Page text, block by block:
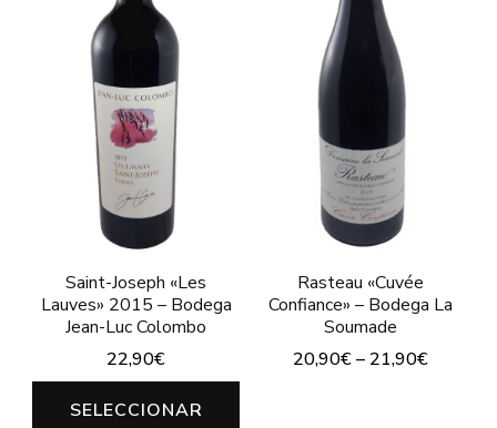
Las
opciones
pueden
elegir
en
la
de
producto
Saint-Joseph «Les
Lauves» 2015 – Bodega
Jean-Luc Colombo
22,90€
SELECCIONAR
Rasteau «Cuvée
Confiance» – Bodega La
Soumade
20,90€– 21,90€